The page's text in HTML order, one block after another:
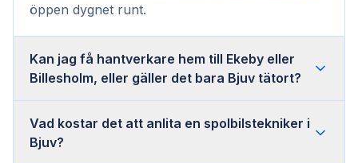
öppen dygnet runt.
Kan jag få hantverkare hem till Ekeby eller
Billesholm, eller gäller det bara Bjuv tätort?
Vad kostar det att anlita en spolbilstekniker i
Bjuv?